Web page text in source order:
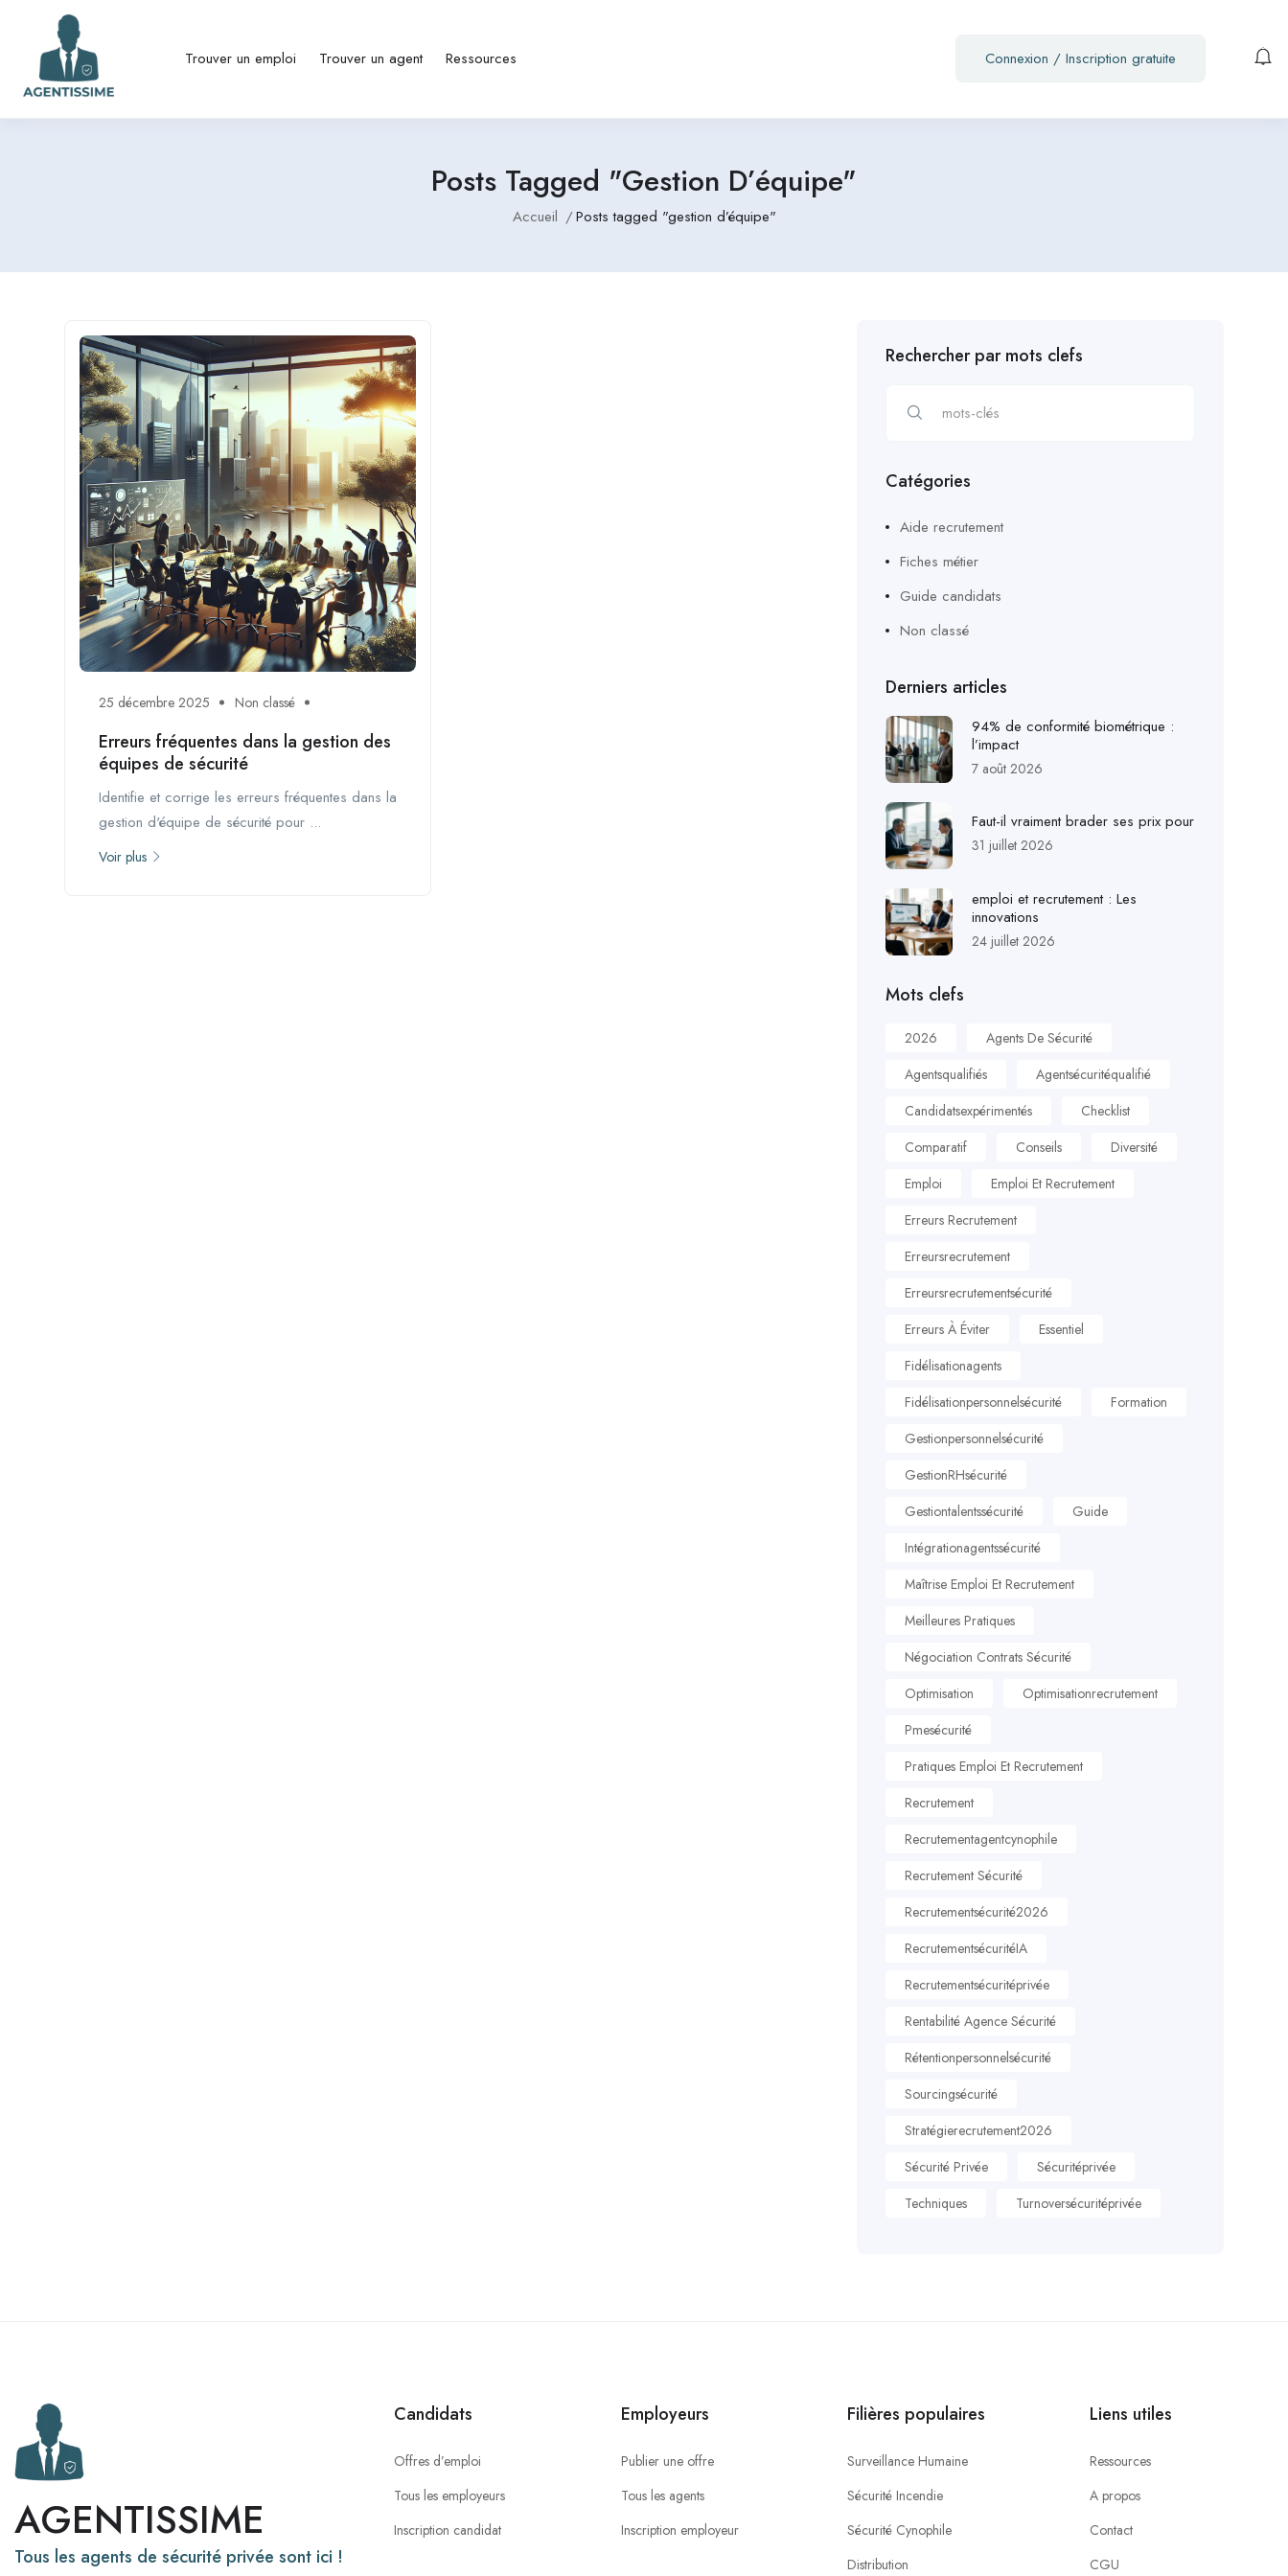
Trouver un emploi Trouver un agent Ressources Connexion / Inscription gratuite
Posts Tagged "gestion D’équipe"
Accueil Posts tagged "gestion d’équipe"
25 décembre 2025 Non classé
Erreurs fréquentes dans la gestion des
équipes de sécurité
Identifie et corrige les erreurs fréquentes dans la
gestion d'équipe de sécurité pour ...
Voir plus
Rechercher par mots clefs
Catégories
Aide recrutement
Fiches métier
Guide candidats
Non classé
Derniers articles
94% de conformité biométrique :
l’impact
7 août 2026
Faut-il vraiment brader ses prix pour
31 juillet 2026
emploi et recrutement : Les
innovations
24 juillet 2026
Mots clefs
2026
Agents De Sécurité
Agentsqualifiés
Agentsécuritéqualifié
Candidatsexpérimentés
Checklist
Comparatif
Conseils
Diversité
Emploi
Emploi Et Recrutement
Erreurs Recrutement
Erreursrecrutement
Erreursrecrutementsécurité
Erreurs À Éviter
Essentiel
Fidélisationagents
Fidélisationpersonnelsécurité
Formation
Gestionpersonnelsécurité
GestionRHsécurité
Gestiontalentssécurité
Guide
Intégrationagentssécurité
Maîtrise Emploi Et Recrutement
Meilleures Pratiques
Négociation Contrats Sécurité
Optimisation
Optimisationrecrutement
Pmesécurité
Pratiques Emploi Et Recrutement
Recrutement
Recrutementagentcynophile
Recrutement Sécurité
Recrutementsécurité2026
RecrutementsécuritéIA
Recrutementsécuritéprivée
Rentabilité Agence Sécurité
Rétentionpersonnelsécurité
Sourcingsécurité
Stratégierecrutement2026
Sécurité Privée
Sécuritéprivée
Techniques
Turnoversécuritéprivée
AGENTISSIME
Tous les agents de sécurité privée sont ici !
Candidats
Offres d’emploi
Tous les employeurs
Inscription candidat
Employeurs
Publier une offre
Tous les agents
Inscription employeur
Filières populaires
Surveillance Humaine
Sécurité Incendie
Sécurité Cynophile
Distribution
Liens utiles
Ressources
A propos
Contact
CGU